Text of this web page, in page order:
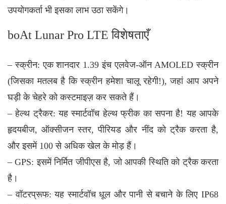
उपयोगकर्ता भी इसका लाभ उठा सकेंगे।
boAt Lunar Pro LTE विशेषताएँ
– स्क्रीन: एक शानदार 1.39 इंच एलवेज-ऑन AMOLED स्क्रीन
(जिसका मतलब है कि स्क्रीन हमेशा चालू रहेगी!), जहां आप अपने
घड़ी के चेहरे को कस्टमाइज़ कर सकते हैं।
– हेल्थ ट्रैकर: यह स्मार्टवॉच हेल्थ फ्रीक का सपना है! यह आपके
हृदयबीज, ऑक्सीजन स्तर, पीरियड और नींद को ट्रैक करता है,
और इसमें 100 से अधिक खेल के मोड़ हैं।
– GPS: इसमें निर्मित जीपीएस है, जो आपकी स्थिति को ट्रैक करता
है।
– वॉटरप्रूफ: यह स्मार्टवॉच धूल और पानी से बचाने के लिए IP68